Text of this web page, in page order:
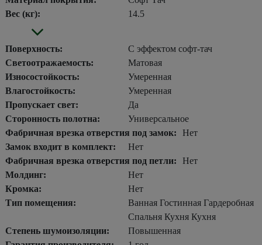
Вес (кг):
14.5
Поверхность:
С эффектом софт-тач
Светоотражаемость:
Матовая
Износостойкость:
Умеренная
Влагостойкость:
Умеренная
Пропускает свет:
Да
Сторонность полотна:
Универсальное
Фабричная врезка отверстия под замок:
Нет
Замок входит в комплект:
Нет
Фабричная врезка отверстия под петли:
Нет
Молдинг:
Нет
Кромка:
Нет
Тип помещения:
Ванная Гостинная Гардеробная
Спальня Кухня Кухня
Степень шумоизоляции:
Повышенная